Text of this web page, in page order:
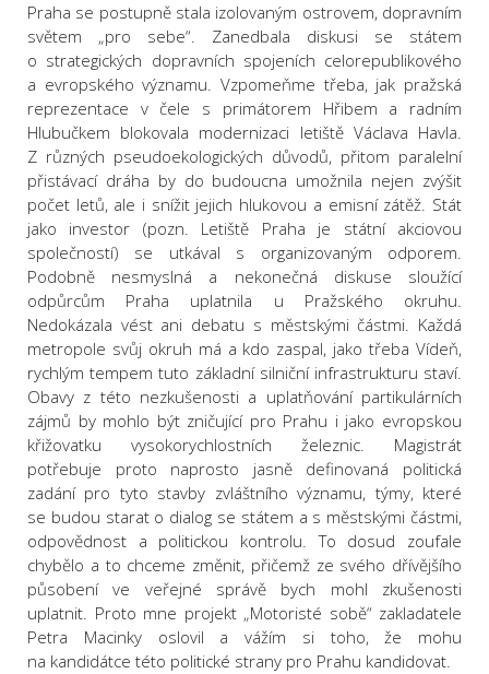
Praha se postupně stala izolovaným ostrovem, dopravním
světem „pro sebe“. Zanedbala diskusi se státem
o strategických dopravních spojeních celorepublikového
a evropského významu. Vzpomeňme třeba, jak pražská
reprezentace v čele s primátorem Hřibem a radním
Hlubučkem blokovala modernizaci letiště Václava Havla.
Z různých pseudoekologických důvodů, přitom paralelní
přistávací dráha by do budoucna umožnila nejen zvýšit
počet letů, ale i snížit jejich hlukovou a emisní zátěž. Stát
jako investor (pozn. Letiště Praha je státní akciovou
společností) se utkával s organizovaným odporem.
Podobně nesmyslná a nekonečná diskuse sloužící
odpůrcům Praha uplatnila u Pražského okruhu.
Nedokázala vést ani debatu s městskými částmi. Každá
metropole svůj okruh má a kdo zaspal, jako třeba Vídeň,
rychlým tempem tuto základní silniční infrastrukturu staví.
Obavy z této nezkušenosti a uplatňování partikulárních
zájmů by mohlo být zničující pro Prahu i jako evropskou
křižovatku vysokorychlostních železnic. Magistrát
potřebuje proto naprosto jasně definovaná politická
zadání pro tyto stavby zvláštního významu, týmy, které
se budou starat o dialog se státem a s městskými částmi,
odpovědnost a politickou kontrolu. To dosud zoufale
chybělo a to chceme změnit, přičemž ze svého dřívějšího
působení ve veřejné správě bych mohl zkušenosti
uplatnit. Proto mne projekt „Motoristé sobě“ zakladatele
Petra Macinky oslovil a vážím si toho, že mohu
na kandidátce této politické strany pro Prahu kandidovat.